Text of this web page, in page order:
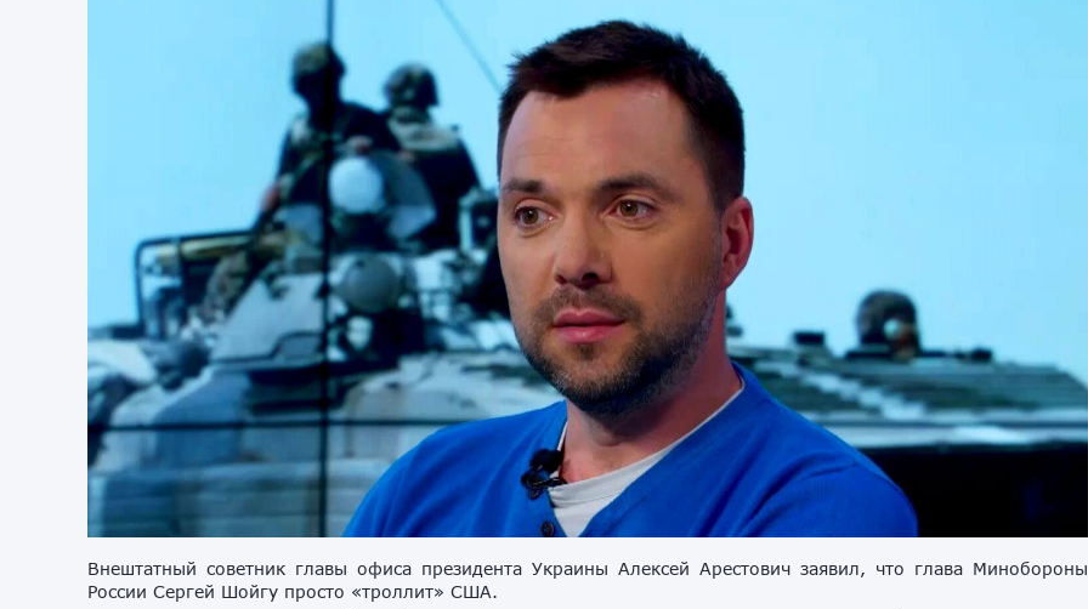
Внештатный советник главы офиса президента Украины Алексей Арестович заявил, что глава Минобороны
России Сергей Шойгу просто «троллит» США.